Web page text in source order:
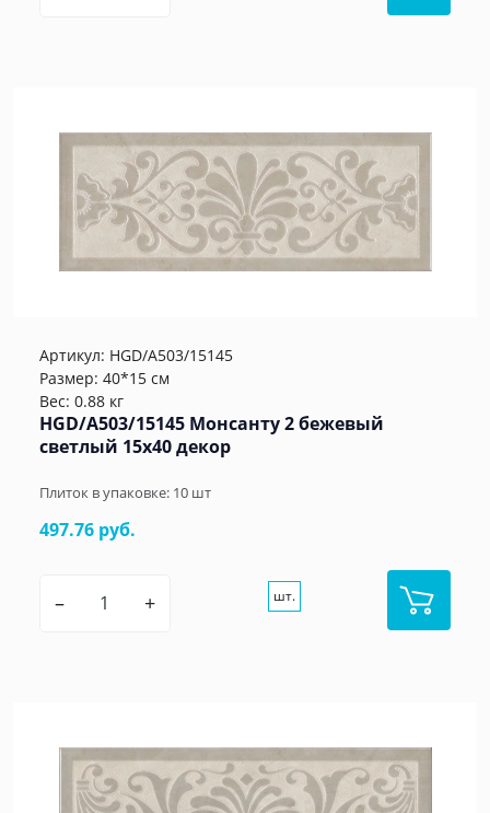
Артикул: HGD/A503/15145
Размер: 40*15 см
Вес: 0.88 кг
HGD/A503/15145 Монсанту 2 бежевый
светлый 15х40 декор
Плиток в упаковке: 10 шт
497.76 руб.
– + шт.